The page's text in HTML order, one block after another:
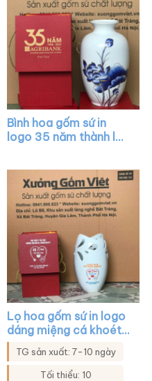
Bình hoa gốm sứ in
logo 35 năm thành lập
viền kim XG-LH06
Lọ hoa gốm sứ in logo
dáng miệng cá khoét
màu trắng XG-LH31
TG sản xuất: 7-10 ngày
Tối thiểu: 10